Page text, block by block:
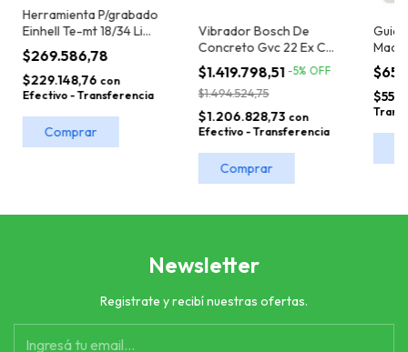
Herramienta P/grabado
Einhell Te-mt 18/34 Li
Solo
$269.586,78
$229.148,76 con
Efectivo - Transferencia
Vibrador Bosch De
Concreto Gvc 22 Ex Con
Manguera
$1.419.798,51 -5% OFF
$1.494.524,75
$1.206.828,73 con
Efectivo - Transferencia
Guia
Line
Newsletter
Registrate y recibí nuestras ofertas.